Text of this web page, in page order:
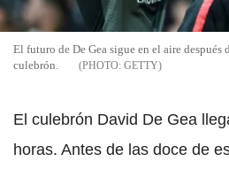
El futuro de De Gea sigue en el aire después
culebrón.
GETTY
El culebrón David De Gea
horas. Antes de las doce de